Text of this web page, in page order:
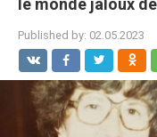
le monde jaloux
Published by: 02.05.2023